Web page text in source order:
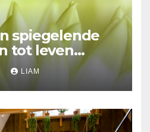
spiegelende
tot leven
LIAM